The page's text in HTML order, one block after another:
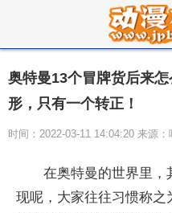
奥特曼13个冒牌货后来
形，只有一个转正！
时间：2022-03-11 14:04:20 来源：
在奥特曼的世界里，
现呢，大家往往习惯称